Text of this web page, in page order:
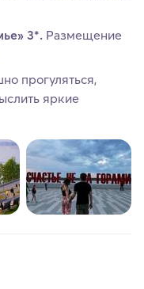
3*. Размещение
прогуляться,
яркие